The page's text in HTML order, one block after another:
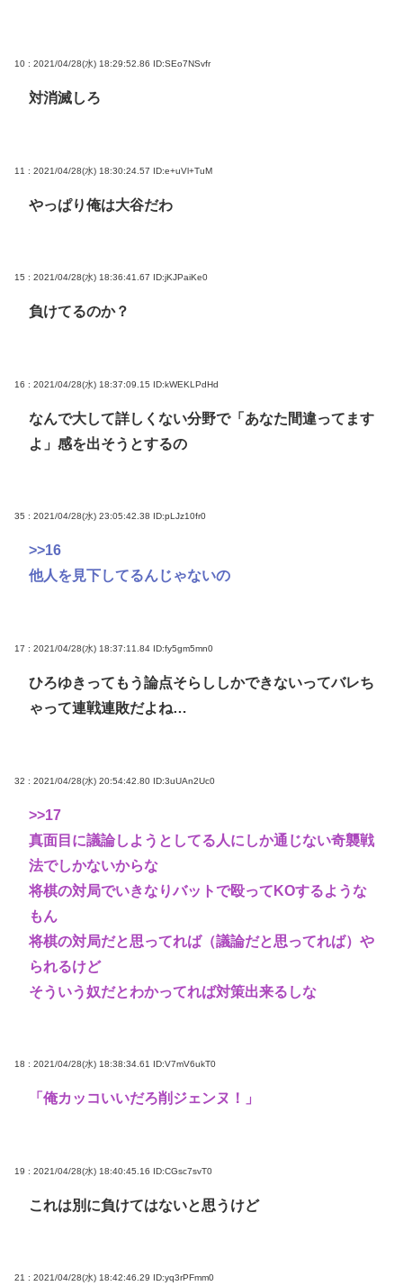
10 : 2021/04/28(水) 18:29:52.86 ID:SEo7NSvfr
対消滅しろ
11 : 2021/04/28(水) 18:30:24.57 ID:e+uVl+TuM
やっぱり俺は大谷だわ
15 : 2021/04/28(水) 18:36:41.67 ID:jKJPaiKe0
負けてるのか？
16 : 2021/04/28(水) 18:37:09.15 ID:kWEKLPdHd
なんで大して詳しくない分野で「あなた間違ってます
よ」感を出そうとするの
35 : 2021/04/28(水) 23:05:42.38 ID:pLJz10fr0
>>16
他人を見下してるんじゃないの
17 : 2021/04/28(水) 18:37:11.84 ID:fy5gm5mn0
ひろゆきってもう論点そらししかできないってバレち
ゃって連戦連敗だよね…
32 : 2021/04/28(水) 20:54:42.80 ID:3uUAn2Uc0
>>17
真面目に議論しようとしてる人にしか通じない奇襲戦
法でしかないからな
将棋の対局でいきなりバットで殴ってKOするような
もん
将棋の対局だと思ってれば（議論だと思ってれば）や
られるけど
そういう奴だとわかってれば対策出来るしな
18 : 2021/04/28(水) 18:38:34.61 ID:V7mV6ukT0
「俺カッコいいだろ削ジェンヌ！」
19 : 2021/04/28(水) 18:40:45.16 ID:CGsc7svT0
これは別に負けてはないと思うけど
21 : 2021/04/28(水) 18:42:46.29 ID:yq3rPFmm0